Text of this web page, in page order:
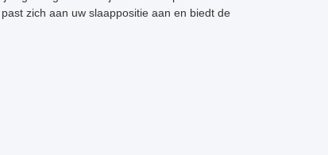
zich aan uw slaappositie aan en biedt de